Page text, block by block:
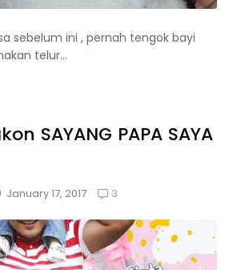
sebelum ini , pernah tengok bayi
telur...
SAYANG PAPA SAYA
January 17, 2017 3